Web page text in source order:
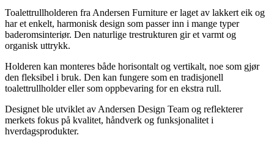
Toalettrullholderen fra Andersen Furniture er laget av lakkert eik og
har et enkelt, harmonisk design som passer inn i mange typer
baderomsinteriør. Den naturlige trestrukturen gir et varmt og
organisk uttrykk.
Holderen kan monteres både horisontalt og vertikalt, noe som gjør
den fleksibel i bruk. Den kan fungere som en tradisjonell
toalettrullholder eller som oppbevaring for en ekstra rull.
Designet ble utviklet av Andersen Design Team og reflekterer
merkets fokus på kvalitet, håndverk og funksjonalitet i
hverdagsprodukter.